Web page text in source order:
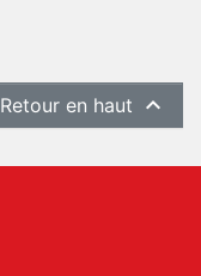
Retour en haut 